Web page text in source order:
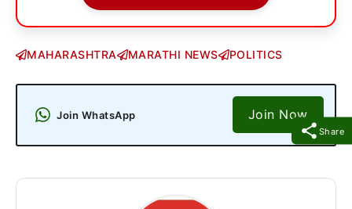
Share
MAHARASHTRA MARATHI NEWS POLITICS
Join WhatsApp Join Now